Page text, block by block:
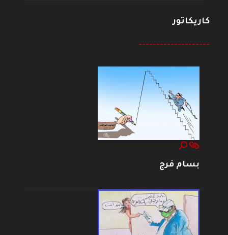
كاريكاتور
--------------------
بسام فرج